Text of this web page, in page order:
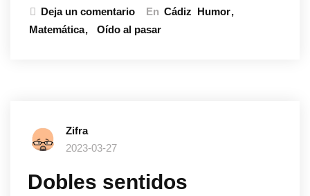
Deja un comentario En Cádiz Humor
Matemática
Oído al pasar
Zifra
2023-03-27
Dobles sentidos